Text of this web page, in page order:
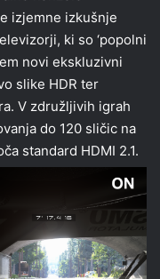
izjemne izkušnje
ki so ‘popolni
novi ekskluzivni
slike HDR ter
V združljivih igrah
do 120 sličic na
standard HDMI 2.1.